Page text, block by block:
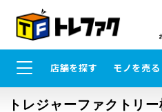
店舗を探す モノを売る
トレジャーファクトリ